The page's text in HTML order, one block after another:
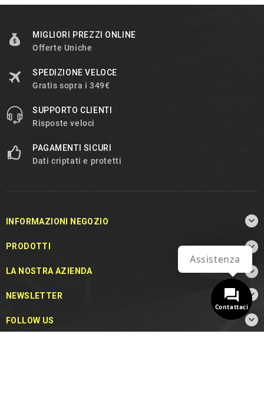
MIGLIORI PREZZI ONLINE
Offerte Uniche
SPEDIZIONE VELOCE
Gratis sopra i 349€
SUPPORTO CLIENTI
Risposte veloci
PAGAMENTI SICURI
Dati criptati e protetti
INFORMAZIONI NEGOZIO 
PRODOTTI 
LA NOSTRA AZIENDA 
NEWSLETTER 
FOLLOW US 
Contattaci
Assistenza